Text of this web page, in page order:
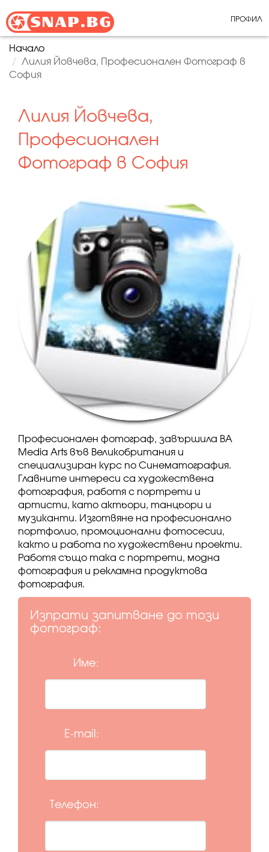
ПРОФИЛ
Начало
Лилия Йовчева, Професионален Фотограф в
София
Лилия Йовчева,
Професионален
Фотограф в София
Професионален фотограф, завършила BA
Media Arts във Великобритания и
специализиран курс по Синематография.
Главните интереси са художествена
фотография, работя с портрети и
артисти, като актьори, танцьори и
музиканти. Изготвяне на професионално
портфолио, промоционални фотосесии,
както и работа по художествени проекти.
Работя също така с портрети, модна
фотография и рекламна продуктова
фотография.
Изпрати запитване до този
фотограф:
Име:
E-mail:
Телефон: